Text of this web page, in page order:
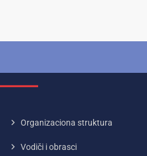
Organizaciona struktura
Vodiči i obrasci